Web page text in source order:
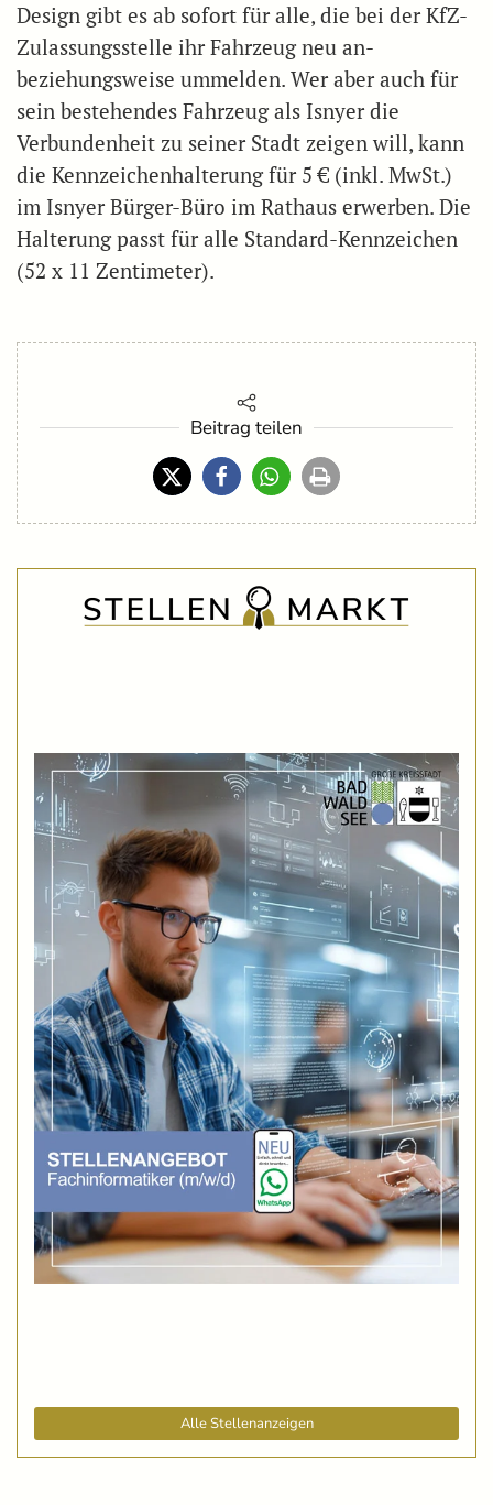
Design gibt es ab sofort für alle, die bei der KfZ-
Zulassungsstelle ihr Fahrzeug neu an-
beziehungsweise ummelden. Wer aber auch für
sein bestehendes Fahrzeug als Isnyer die
Verbundenheit zu seiner Stadt zeigen will, kann
die Kennzeichenhalterung für 5 € (inkl. MwSt.)
im Isnyer Bürger-Büro im Rathaus erwerben. Die
Halterung passt für alle Standard-Kennzeichen
(52 x 11 Zentimeter).
Beitrag teilen
Alle Stellenanzeigen